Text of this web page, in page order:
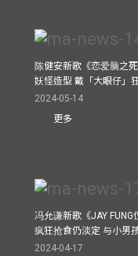
陈健安新歌《恋爱脑之
妖怪造型 戴「大眼仔」
2024-05-14
更多
冯允谦新歌《JAY
疯狂抢食仍淡定 与小男
2024-04-17